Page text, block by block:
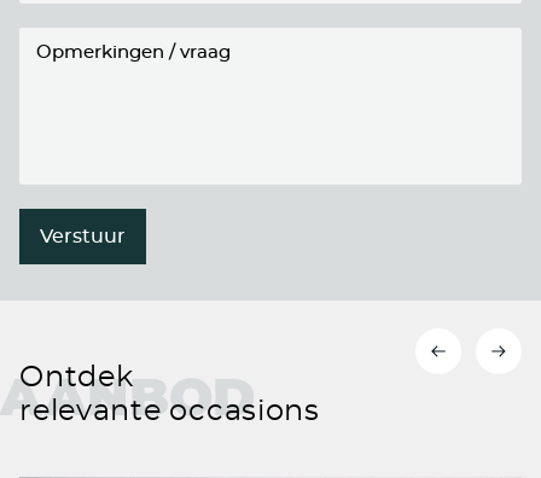
Verstuur
AANBOD
Ontdek
relevante occasions